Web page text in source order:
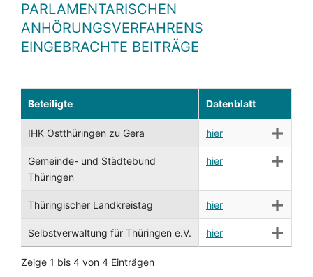
PARLAMENTARISCHEN
ANHÖRUNGSVERFAHRENS
EINGEBRACHTE BEITRÄGE
Beteiligte Datenblatt
IHK Ostthüringen zu Gera hier
Gemeinde- und Städtebund
Thüringen
hier
Thüringischer Landkreistag hier
Selbstverwaltung für Thüringen e.V. hier
Zeige 1 bis 4 von 4 Einträgen